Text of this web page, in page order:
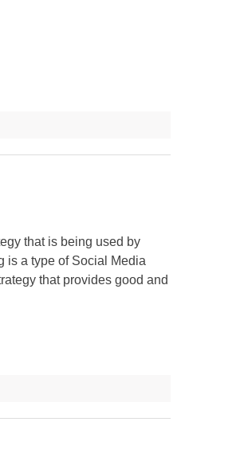
that is being used by
is a type of Social Media
that provides good and